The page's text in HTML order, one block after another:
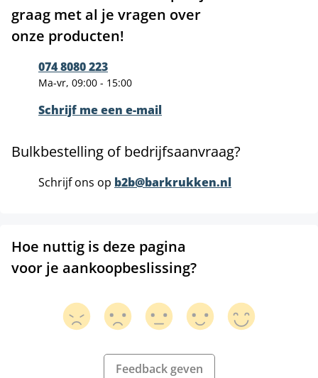
graag met al je vragen over
onze producten!
074 8080 223
Ma-vr, 09:00 - 15:00
Schrijf me een e-mail
Bulkbestelling of bedrijfsaanvraag?
Schrijf ons op b2b@barkrukken.nl
Hoe nuttig is deze pagina
voor je aankoopbeslissing?
Feedback geven